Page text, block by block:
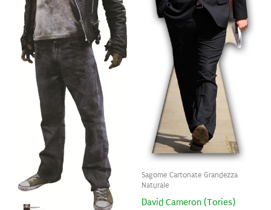
Sagome Cartonate Grandezza
Naturale
David Cameron (Tories)